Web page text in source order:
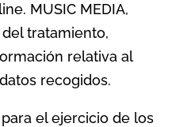
MUSIC MEDIA,
tratamiento,
relativa al
recogidos.
el ejercicio de los